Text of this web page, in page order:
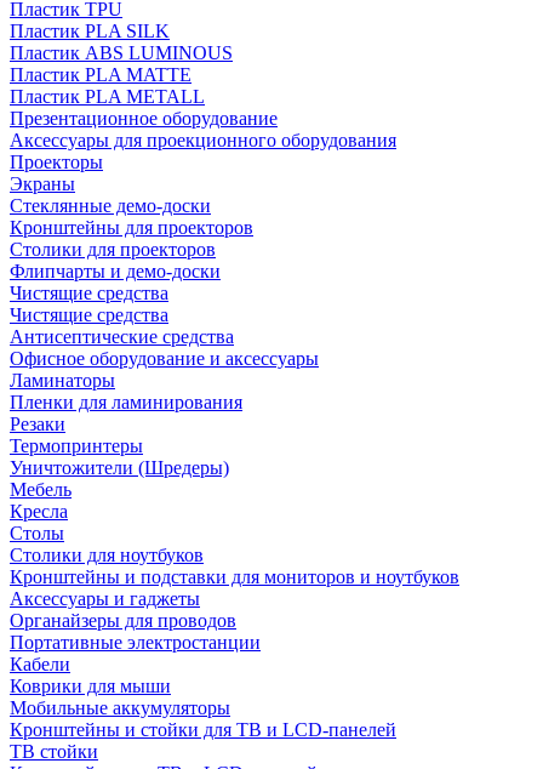
Пластик TPU
Пластик PLA SILK
Пластик ABS LUMINOUS
Пластик PLA MATTE
Пластик PLA METALL
Презентационное оборудование
Аксессуары для проекционного оборудования
Проекторы
Экраны
Стеклянные демо-доски
Кронштейны для проекторов
Столики для проекторов
Флипчарты и демо-доски
Чистящие средства
Чистящие средства
Антисептические средства
Офисное оборудование и аксессуары
Ламинаторы
Пленки для ламинирования
Резаки
Термопринтеры
Уничтожители (Шредеры)
Мебель
Кресла
Столы
Столики для ноутбуков
Кронштейны и подставки для мониторов и ноутбуков
Аксессуары и гаджеты
Органайзеры для проводов
Портативные электростанции
Кабели
Коврики для мыши
Мобильные аккумуляторы
Кронштейны и стойки для ТВ и LCD-панелей
ТВ стойки